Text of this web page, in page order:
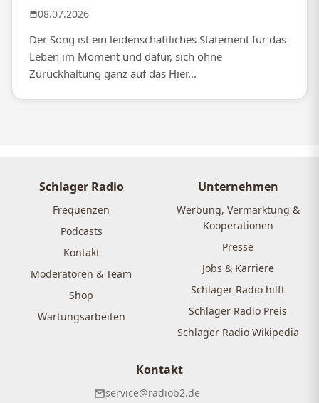
08.07.2026
Der Song ist ein leidenschaftliches Statement für das
Leben im Moment und dafür, sich ohne
Zurückhaltung ganz auf das Hier...
Schlager Radio
Frequenzen
Podcasts
Kontakt
Moderatoren & Team
Shop
Wartungsarbeiten
Unternehmen
Werbung, Vermarktung &
Kooperationen
Presse
Jobs & Karriere
Schlager Radio hilft
Schlager Radio Preis
Schlager Radio Wikipedia
Kontakt
service@radiob2.de